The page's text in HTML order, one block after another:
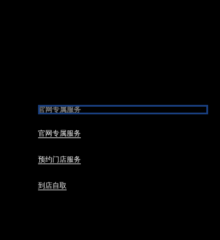
官网专属服务
官网专属服务
预约门店服务
到店自取